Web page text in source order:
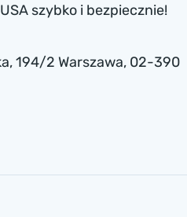
szybko i bezpiecznie!
, 194/2 Warszawa, 02-390